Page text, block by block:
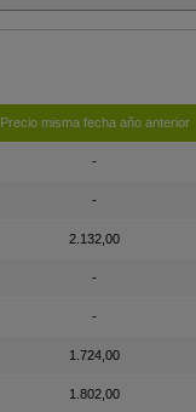
Precio misma fecha año anterior
-
-
2.132,00
-
-
1.724,00
1.802,00